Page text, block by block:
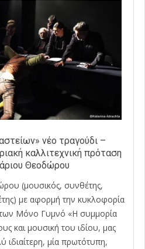
νέο τραγούδι –
καλλιτεχνική πρόταση
Θεοδώρου
(μουσικός, συνθέτης,
με αφορμή την κυκλοφορία
Μόνο Γυμνό «Η συμμορία
και μουσική του ιδίου, μας
ιδιαίτερη, μία πρωτότυπη,